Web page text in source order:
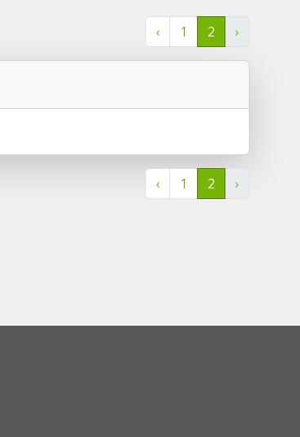
‹ 1 2 ›
‹ 1 2 ›